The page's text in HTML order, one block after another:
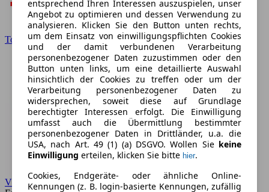
Toyota
VW
entsprechend Ihren Interessen auszuspielen, unser
Angebot zu optimieren und dessen Verwendung zu
analysieren. Klicken Sie den Button unten rechts,
um dem Einsatz von einwilligungspflichten Cookies
und der damit verbundenen Verarbeitung
personenbezogener Daten zuzustimmen oder den
Button unten links, um eine detaillierte Auswahl
hinsichtlich der Cookies zu treffen oder um der
Verarbeitung personenbezogener Daten zu
widersprechen, soweit diese auf Grundlage
berechtigter Interessen erfolgt. Die Einwilligung
umfasst auch die Übermittlung bestimmter
personenbezogener Daten in Drittländer, u.a. die
USA, nach Art. 49 (1) (a) DSGVO. Wollen Sie keine
Einwilligung erteilen, klicken Sie bitte hier.
Cookies, Endgeräte- oder ähnliche Online-
Kennungen (z. B. login-basierte Kennungen, zufällig